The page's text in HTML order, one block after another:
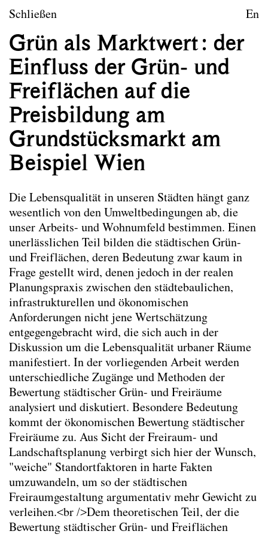
zum Inhalt springen
Landschaftsarchitektur
Leitbild
Lehre
Forschungsprojekte
Publikationen
Schließen En
Grün als Marktwert : der
Einfluss der Grün- und
Freiflächen auf die
Preisbildung am
Grundstücksmarkt am
Beispiel Wien
Die Lebensqualität in unseren Städten hängt ganz
wesentlich von den Umweltbedingungen ab, die
unser Arbeits- und Wohnumfeld bestimmen. Einen
unerlässlichen Teil bilden die städtischen Grün-
und Freiflächen, deren Bedeutung zwar kaum in
Frage gestellt wird, denen jedoch in der realen
Planungspraxis zwischen den städtebaulichen,
infrastrukturellen und ökonomischen
Anforderungen nicht jene Wertschätzung
entgegengebracht wird, die sich auch in der
Diskussion um die Lebensqualität urbaner Räume
manifestiert. In der vorliegenden Arbeit werden
unterschiedliche Zugänge und Methoden der
Bewertung städtischer Grün- und Freiräume
analysiert und diskutiert. Besondere Bedeutung
kommt der ökonomischen Bewertung städtischer
Freiräume zu. Aus Sicht der Freiraum- und
Landschaftsplanung verbirgt sich hier der Wunsch,
"weiche" Standortfaktoren in harte Fakten
umzuwandeln, um so der städtischen
Freiraumgestaltung argumentativ mehr Gewicht zu
verleihen.<br />Dem theoretischen Teil, der die
Bewertung städtischer Grün- und Freiflächen
Publikationen
Die hier ausgewählten Publikationen der
Leitbild des Forschungsbereichs wider. Nicht alle
angeführten Publikationen wurden im Rahmen der
Tätigkeit am Forschungsbereich verfasst.
Co-Habitation
Kontextspezifität
A Huus für d'Lüt(2026)
Exploring forest visits: Comparing
experiences across Switzerland, Baden-
Württemberg, and Bayern in Germany
(2026)
Sorge um und für „den Bestand“(2025)
Mut zum Wandel. Taktischer Urbanismus als
Impuls für eine Transformation
öffentlicher Räume(2024)
Landscapes without landscape architects :
the ecological beauty of informal urban
landscapes(2023)
Landscapes without landscape architects.
(2023)
Welche Potenziale bietet der ländliche
Raum? (2023)
ISEK4(2022)